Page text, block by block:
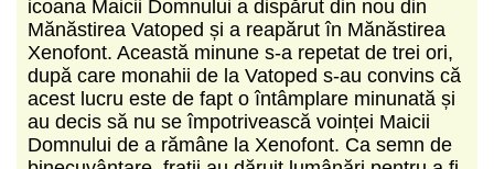
icoana Maicii Domnului a dispărut din nou din
Mănăstirea Vatoped și a reapărut în Mănăstirea
Xenofont. Această minune s-a repetat de trei ori,
după care monahii de la Vatoped s-au convins că
acest lucru este de fapt o întâmplare minunată și
au decis să nu se împotrivească voinței Maicii
Domnului de a rămâne la Xenofont. Ca semn de